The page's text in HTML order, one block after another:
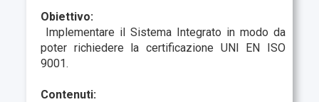
Obiettivo:
Implementare il Sistema Integrato in modo da
poter richiedere la certificazione UNI EN ISO
9001.
Contenuti: